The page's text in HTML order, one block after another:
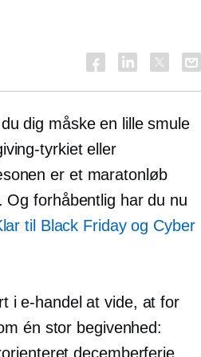
dig måske en lille smule
tyrkiet eller
er et maratonløb
Og forhåbentlig har du nu
til Black Friday og Cyber
i e-handel at vide, at for
én stor begivenhed:
decemberferie